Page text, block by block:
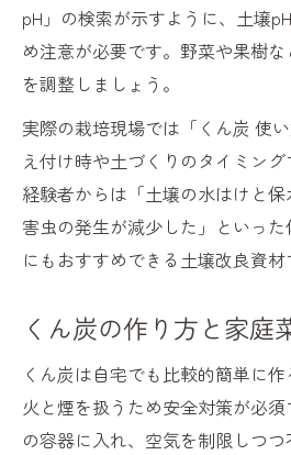
pH」の検索が示すように、土壌
め注意が必要です。野菜や果樹
を調整しましょう。
実際の栽培現場では「くん炭 使
え付け時や土づくりのタイミング
経験者からは「土壌の水はけと
害虫の発生が減少した」といっ
にもおすすめできる土壌改良資材
くん炭の作り方と家庭
くん炭は自宅でも比較的簡単に作
火と煙を扱うため安全対策が必
の容器に入れ、空気を制限しつ